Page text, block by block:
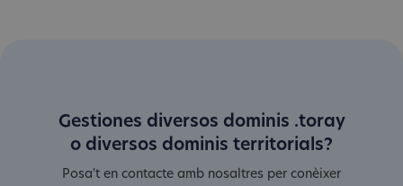
Gestiones diversos dominis .toray
o diversos dominis territorials?
Posa't en contacte amb nosaltres per conèixer